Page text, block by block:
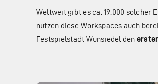
Weltweit gibt es ca. 19.000 solcher
nutzen diese Workspaces auch
Festspielstadt Wunsiedel den